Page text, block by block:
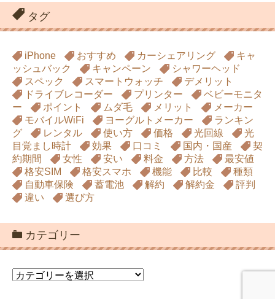
タグ
iPhone おすすめ カーシェアリング
キャ
ッシュバック
キャンペーン
シャワーヘッド
スペック
スマートウォッチ
デメリット
ドライブレコーダー
プリンター
ベビーモニタ
ー
ポイント ムダ毛 メリット
メーカー
モバイルWiFi
ヨーグルトメーカー
ランキン
グ
レンタル 使い方 価格 光回線
光
目覚まし時計
効果 口コミ 国内・国産
契
約期間
女性 安い 料金 方法
最安値
格安SIM
格安スマホ 機能 比較
種類
自動車保険
蓄電池 解約 解約金
評判
違い
選び方
カテゴリー
カ